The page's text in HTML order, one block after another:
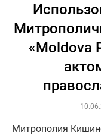
«Moldova
Митрополия